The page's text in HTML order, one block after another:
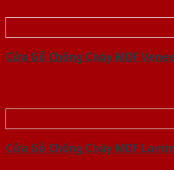
Cửa Gỗ Chống Cháy MDF
Cửa Gỗ Chống Cháy MDF